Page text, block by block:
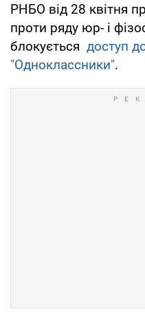
РНБО від 28 квітня
проти ряду юр- і
блокується доступ
"Одноклассники".